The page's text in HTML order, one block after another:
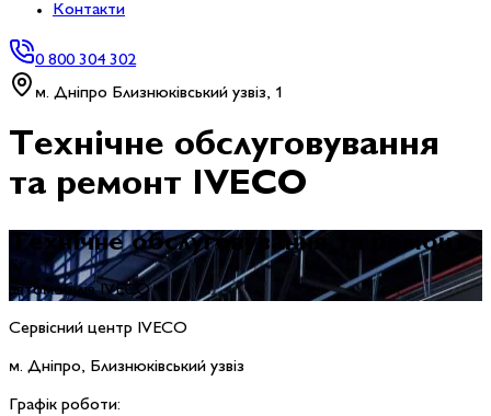
Контакти
0 800 304 302
м. Дніпро Близнюківський узвіз, 1
Технічне обслуговування
та ремонт IVECO
Технічне обслуговування та ремонт
автомобілів IVECO
Сервісний центр IVECO
м. Дніпро, Близнюківський узвіз
Графік роботи: